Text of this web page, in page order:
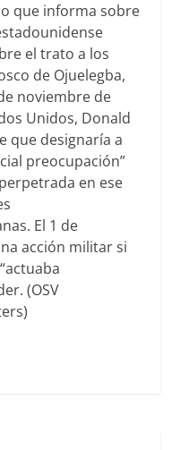
que informa sobre
el trato a los
de Ojuelegba,
noviembre de
Unidos, Donald
que designaría a
preocupación”
en ese
El 1 de
acción militar si
(OSV